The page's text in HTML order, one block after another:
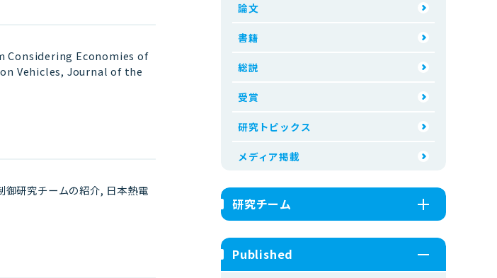
Economies of
Vehicles, Journal of the
御研究チームの紹介, 日本熱電
論文
書籍
総説
受賞
研究トピックス
メディア掲載
研究チーム
Published